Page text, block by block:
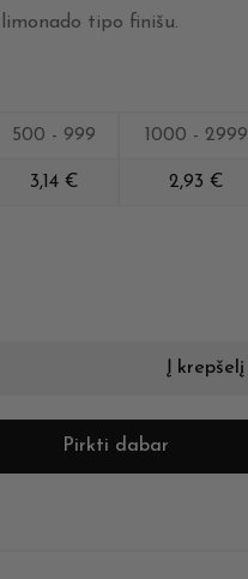
tipo finišu.
500 - 999 1000 - 2999
3,14 € 2,93 €
Į krepšelį
Pirkti dabar